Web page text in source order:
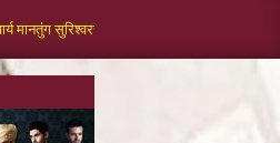
मानतुंग सुरिश्वरजी द्वारा रचित भक्तामर का आलौकिक